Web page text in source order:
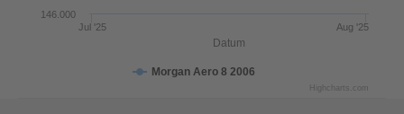
Datum
Morgan Aero 8 2006
Jul '25 Aug '25
146.000
Highcharts.com